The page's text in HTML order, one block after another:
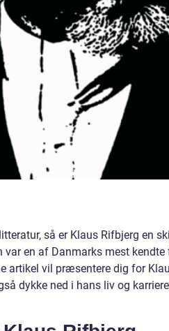
så er Klaus Rifbjerg en
var en af Danmarks mest
artikel vil præsentere dig for
dykke ned i hans liv og